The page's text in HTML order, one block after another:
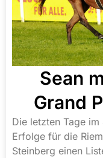
Sean
Grand
Die letzten Tage
Erfolge für die
Steinberg einen